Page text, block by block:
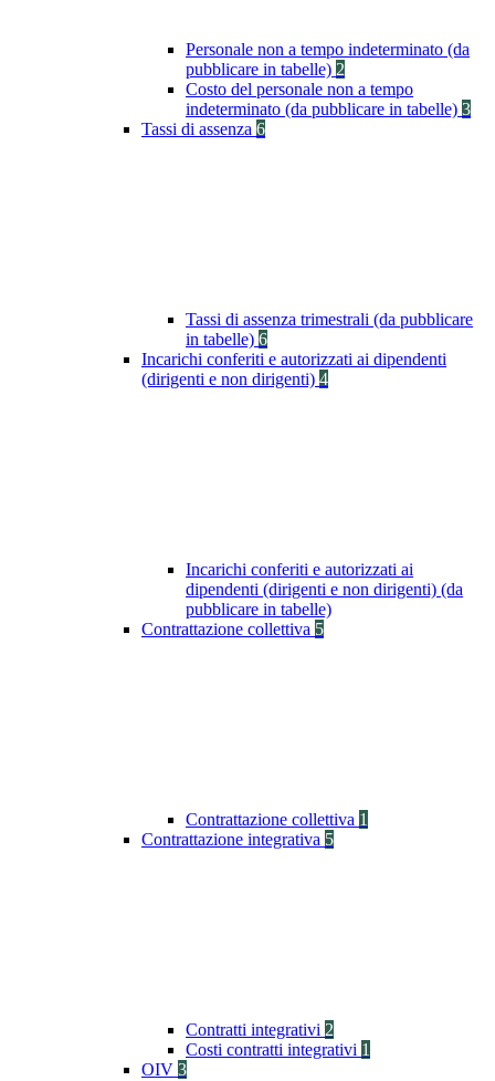
Personale non a tempo indeterminato (da
pubblicare in tabelle) 2
Costo del personale non a tempo
indeterminato (da pubblicare in tabelle) 3
Tassi di assenza 6
Tassi di assenza trimestrali (da pubblicare
in tabelle) 6
Incarichi conferiti e autorizzati ai dipendenti
(dirigenti e non dirigenti) 4
Incarichi conferiti e autorizzati ai
dipendenti (dirigenti e non dirigenti) (da
pubblicare in tabelle)
Contrattazione collettiva 5
Contrattazione collettiva 1
Contrattazione integrativa 5
Contratti integrativi 2
Costi contratti integrativi 1
OIV 3